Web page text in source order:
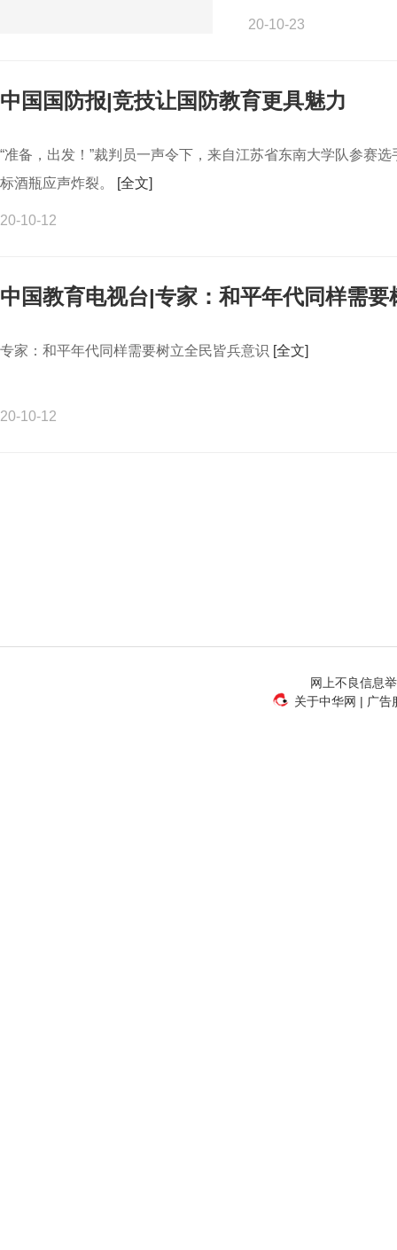
20-10-23
中国国防报|竞技让国防教育更具魅力
“准备，出发！”裁判员一声令下，来自江苏省东南大学队参赛
标酒瓶应声炸裂。
[全文]
20-10-12
中国教育电视台|专家：和平年代同样需
专家：和平年代同样需要树立全民皆兵意识 [全文]
20-10-12
网上不良信息
关于中华网 | 广告